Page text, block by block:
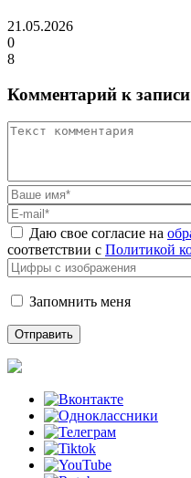
21.05.2026
0
8
Комментарий к записи
Даю свое согласие на
соответствии с Политикой
Запомнить меня